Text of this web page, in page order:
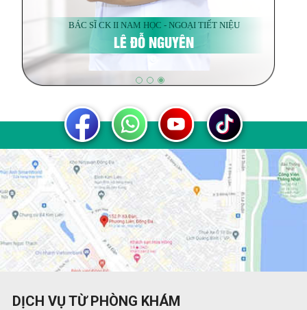
BÁC SĨ CK II NAM HỌC - NGOẠI TIẾT NIỆU
LÊ ĐỖ NGUYÊN
DỊCH VỤ TỪ PHÒNG KHÁM